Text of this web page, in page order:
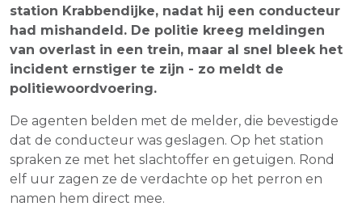
station Krabbendijke, nadat hij een conducteur
had mishandeld. De politie kreeg meldingen
van overlast in een trein, maar al snel bleek het
incident ernstiger te zijn - zo meldt de
politiewoordvoering.
De agenten belden met de melder, die bevestigde
dat de conducteur was geslagen. Op het station
spraken ze met het slachtoffer en getuigen. Rond
elf uur zagen ze de verdachte op het perron en
namen hem direct mee.